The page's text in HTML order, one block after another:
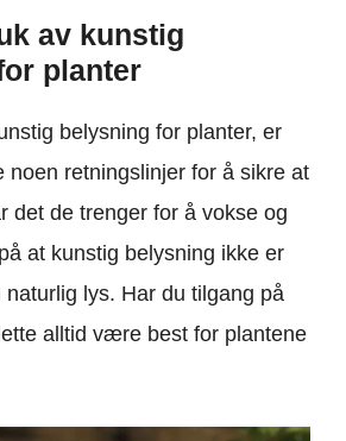
av kunstig
planter
belysning for planter, er
noen retningslinjer for å sikre at
det de trenger for å vokse og
at kunstig belysning ikke er
lys. Har du tilgang på
alltid være best for plantene